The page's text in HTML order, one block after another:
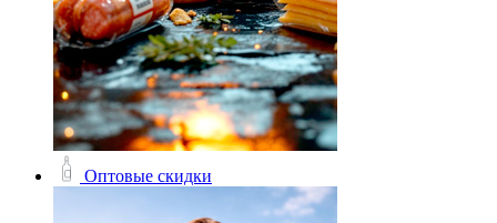
Оптовые скидки